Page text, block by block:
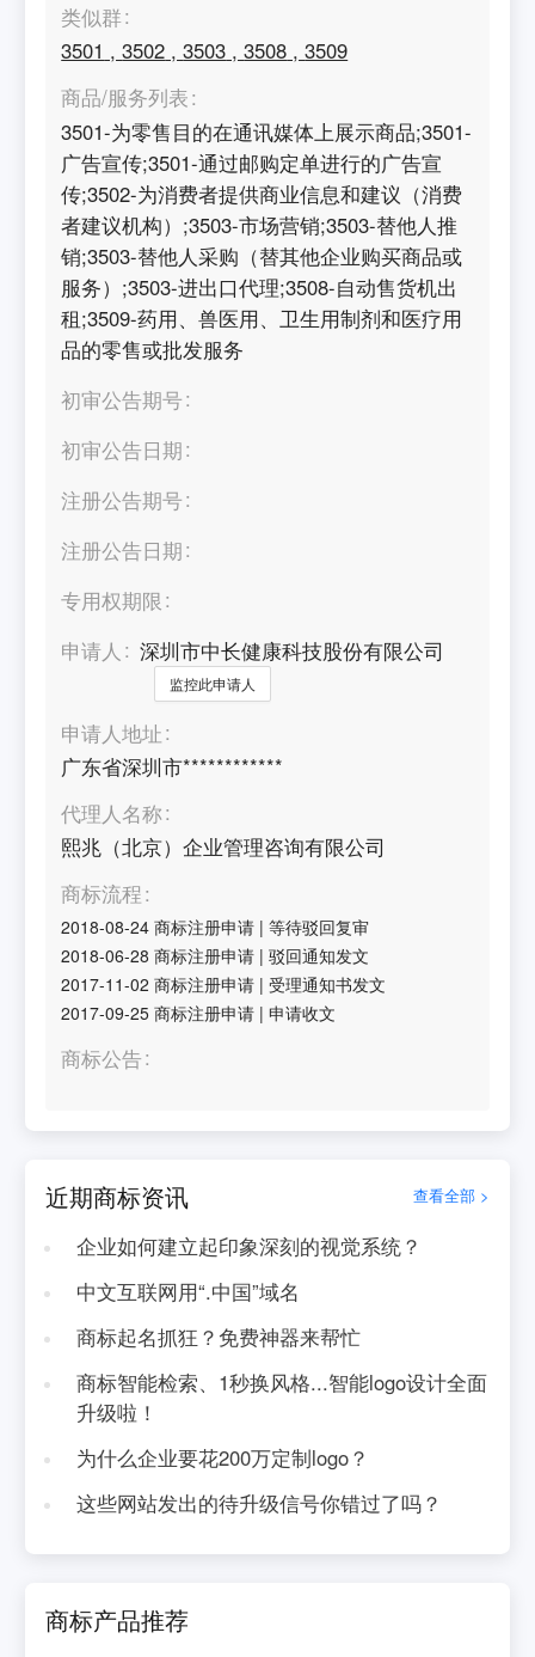
类似群
3501 ,3502 ,3503 ,3508 ,3509
商品/服务列表
3501-为零售目的在通讯媒体上展示商品;3501-
广告宣传;3501-通过邮购定单进行的广告宣
传;3502-为消费者提供商业信息和建议（消费
者建议机构）;3503-市场营销;3503-替他人推
销;3503-替他人采购（替其他企业购买商品或
服务）;3503-进出口代理;3508-自动售货机出
租;3509-药用、兽医用、卫生用制剂和医疗用
品的零售或批发服务
初审公告期号
初审公告日期
注册公告期号
注册公告日期
专用权期限
申请人
深圳市中长健康科技股份有限公司
监控此申请人
申请人地址
广东省深圳市************
代理人名称
熙兆（北京）企业管理咨询有限公司
商标流程
2018-08-24 商标注册申请 |等待驳回复审
2018-06-28 商标注册申请 |驳回通知发文
2017-11-02 商标注册申请 |受理通知书发文
2017-09-25 商标注册申请 |申请收文
商标公告
近期商标资讯 查看全部 >
企业如何建立起印象深刻的视觉系统？
中文互联网用“.中国”域名
商标起名抓狂？免费神器来帮忙
商标智能检索、1秒换风格...智能logo设计全面
升级啦！
为什么企业要花200万定制logo？
这些网站发出的待升级信号你错过了吗？
商标产品推荐